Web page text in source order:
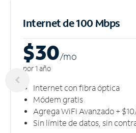
Internet de 100 Mbps
$30/mo
por 1 año
Internet con fibra óptica
Módem gratis
Agrega WiFi Avanzado +
Sin límite de datos, sin